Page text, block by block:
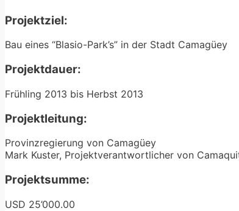
Projektziel:
Bau eines “Blasio-Park’s” in der Stadt Camagüey
Projektdauer:
Frühling 2013 bis Herbst 2013
Projektleitung:
Provinzregierung von Camagüey
Mark Kuster, Projektverantwortlicher von
Projektsumme:
USD 25’000.00